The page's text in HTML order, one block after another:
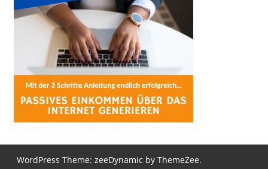
WordPress Theme: zeeDynamic by ThemeZee.